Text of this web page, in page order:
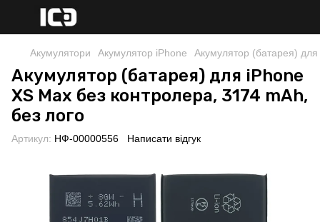
Акумулятори Акумулятор iPhone Акумулятор (батарея)
Акумулятор (батарея) для iPhone
XS Max без контролера, 3174 mAh,
без лого
Артикул: НФ-00000556 Написати відгук